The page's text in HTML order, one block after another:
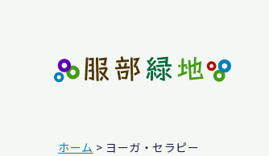
ホーム > ヨーガ・セラピー